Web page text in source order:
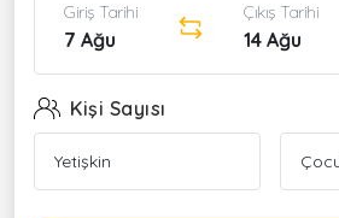
Giriş Tarihi
7 Ağu
Çıkış Tarihi
14 Ağu
Kişi Sayısı